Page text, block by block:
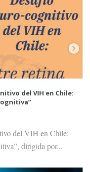
del VIH en Chile:
del VIH en Chile:
dirigida por...